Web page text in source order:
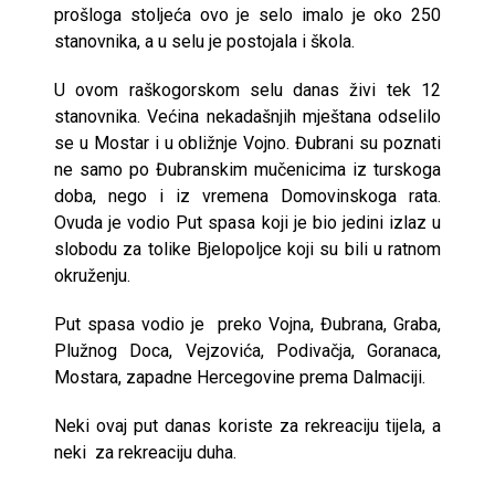
prošloga stoljeća ovo je selo imalo je oko 250
stanovnika, a u selu je postojala i škola.
U ovom raškogorskom selu danas živi tek 12
stanovnika. Većina nekadašnjih mještana odselilo
se u Mostar i u obližnje Vojno. Đubrani su poznati
ne samo po Đubranskim mučenicima iz turskoga
doba, nego i iz vremena Domovinskoga rata.
Ovuda je vodio Put spasa koji je bio jedini izlaz u
slobodu za tolike Bjelopoljce koji su bili u ratnom
okruženju.
Put spasa vodio je preko Vojna, Đubrana, Graba,
Plužnog Doca, Vejzovića, Podivačja, Goranaca,
Mostara, zapadne Hercegovine prema Dalmaciji.
Neki ovaj put danas koriste za rekreaciju tijela, a
neki za rekreaciju duha.